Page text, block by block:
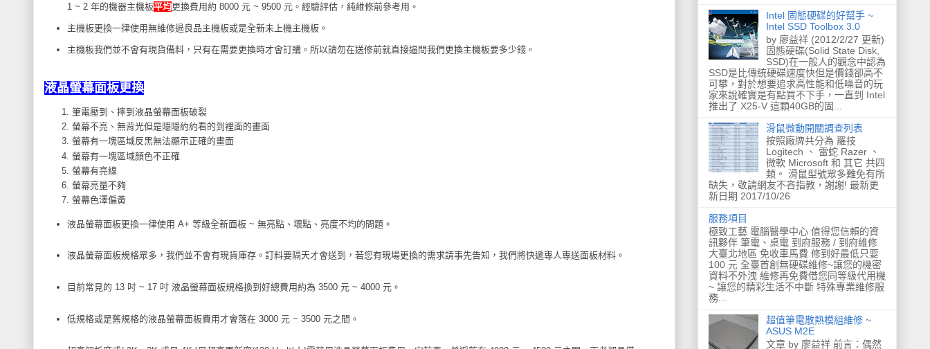
1 ~ 2 年的機器主機板平均更換費用約 8000 元 ~ 9500 元。經驗評估，純維修前參考用。
主機板更換一律使用無維修過良品主機板或是全新未上機主機板。
主機板我們並不會有現貨備料，只有在需要更換時才會訂購。所以請勿在送修前就直接逼問我們更換主機板要多少錢。
液晶螢幕面板更換
筆電壓到、摔到液晶螢幕面板破裂
螢幕不亮、無背光但是隱隱約約看的到裡面的畫面
螢幕有一塊區域反黑無法顯示正確的畫面
螢幕有一塊區域顏色不正確
螢幕有亮線
螢幕亮量不夠
螢幕色澤偏黃
液晶螢幕面板更換一律使用 A+ 等級全新面板 ~ 無亮點、壞點、亮度不均的問題。
液晶螢幕面板規格眾多，我們並不會有現貨庫存。訂料要隔天才會送到，若您有現場更換的需求請事先告知，我們將快遞專人專送面板材料。
目前常見的 13 吋 ~ 17 吋 液晶螢幕面板規格換到好總費用約為 3500 元 ~ 4000 元。
低規格或是舊規格的液晶螢幕面板費用才會落在 3000 元 ~ 3500 元之間。
Intel 固態硬碟的好幫手 ~
Intel SSD Toolbox 3.0
by 廖益祥 (2012/2/27 更新)
固態硬碟(Solid State Disk,
SSD)在一般人的觀念中認為
SSD是比傳統硬碟速度快但是價錢卻高不
可攀，對於想要追求高性能和低噪音的玩
家來說確實是有點買不下手，一直到 Intel
推出了 X25-V 這顆40GB的固...
滑鼠微動開關調查列表
按照廠牌共分為 羅技
Logitech 、 雷蛇 Razer 、
微軟 Microsoft 和 其它 共四
類。 滑鼠型號眾多難免有所
缺失，敬請網友不吝指教，謝謝! 最新更
新日期 2017/10/26
服務項目
極致工藝 電腦醫學中心 值得您信賴的資
訊夥伴 筆電、桌電 到府服務 / 到府維修
大臺北地區 免收車馬費 修到好最低只要
100 元 全臺首創無硬碟維修~讓您的機密
資料不外洩 維修再免費借您同等級代用機
~ 讓您的精彩生活不中斷 特殊專業維修服
務...
超值筆電散熱模組維修 ~
ASUS M2E
文章 by 廖益祥 前言：偶然